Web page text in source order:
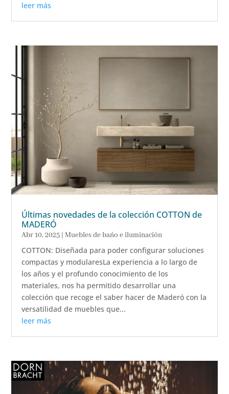
leer más
Últimas novedades de la colección COTTON de
MADERÓ
Abr 10, 2025 |Muebles de baño e iluminación
COTTON: Diseñada para poder configurar soluciones
compactas y modularesLa experiencia a lo largo de
los años y el profundo conocimiento de los
materiales, nos ha permitido desarrollar una
colección que recoge el saber hacer de Maderó con la
versatilidad de muebles que...
leer más